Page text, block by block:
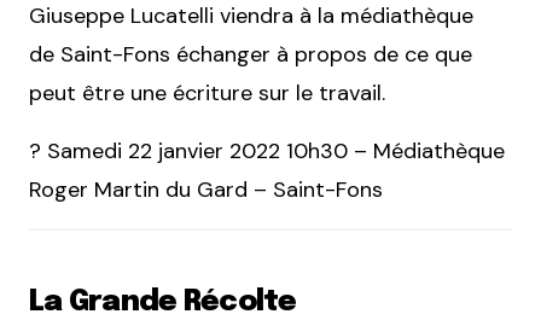
Giuseppe Lucatelli viendra à la médiathèque
de Saint-Fons échanger à propos de ce que
peut être une écriture sur le travail.
? Samedi 22 janvier 2022 10h30 – Médiathèque
Roger Martin du Gard – Saint-Fons
La Grande Récolte